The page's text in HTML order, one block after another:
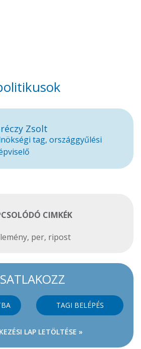
Zsolt
tag, országgyűlési
CIMKÉK
, per, ripost
TAGI BELÉPÉS
LAP LETÖLTÉSE »